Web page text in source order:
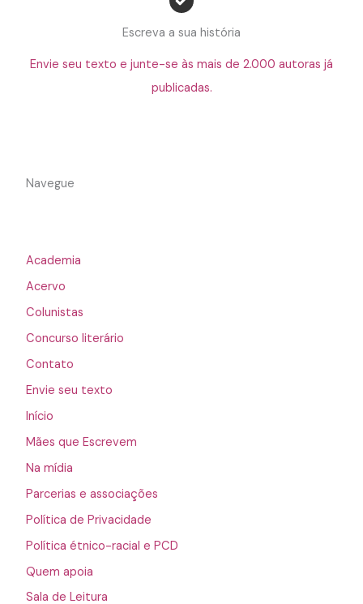
Escreva a sua história
Envie seu texto e junte-se às mais de 2.000 autoras já
publicadas.
Navegue
Academia
Acervo
Colunistas
Concurso literário
Contato
Envie seu texto
Início
Mães que Escrevem
Na mídia
Parcerias e associações
Política de Privacidade
Política étnico-racial e PCD
Quem apoia
Sala de Leitura